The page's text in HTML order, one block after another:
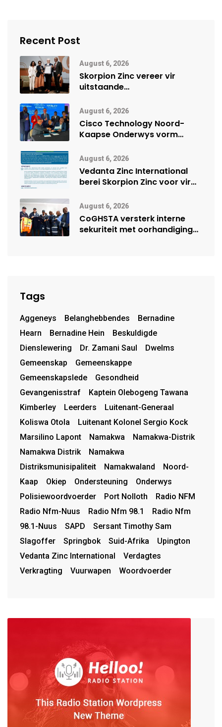
Recent Post
August 6, 2026
Skorpion Zinc vereer vir
uitstaande
Namibië Mynbou Ekspo
August 6, 2026
Cisco Technology Noord-
Kaapse Onderwys vorm
vennootskap
August 6, 2026
Vedanta Zinc International
berei Skorpion Zinc voor vir
August 6, 2026
CoGHSTA versterk interne
sekuriteit met oorhandiging
Tags
Aggeneys Belanghebbendes
Bernadine
Hearn
Bernadine Hein
Beskuldigde
Dienslewering
Dr. Zamani Saul
Dwelms
Gemeenskap
Gemeenskappe
Gemeenskapslede
Gesondheid
Gevangenisstraf
Kaptein Olebogeng Tawana
Kimberley
Leerders
Luitenant-Generaal
Koliswa Otola
Luitenant Kolonel Sergio Kock
Marsilino Lapont
Namakwa
Namakwa-Distrik
Namakwa Distrik
Namakwa
Distriksmunisipaliteit
Namakwaland
Noord-
Kaap
Okiep Ondersteuning
Onderwys
Polisiewoordvoerder
Port Nolloth
Radio NFM
Radio Nfm-Nuus
Radio Nfm 98.1
Radio Nfm
98.1-Nuus
SAPD
Sersant Timothy Sam
Slagoffer
Springbok Suid-Afrika
Upington
Vedanta Zinc International
Verdagtes
Verkragting
Vuurwapen Woordvoerder